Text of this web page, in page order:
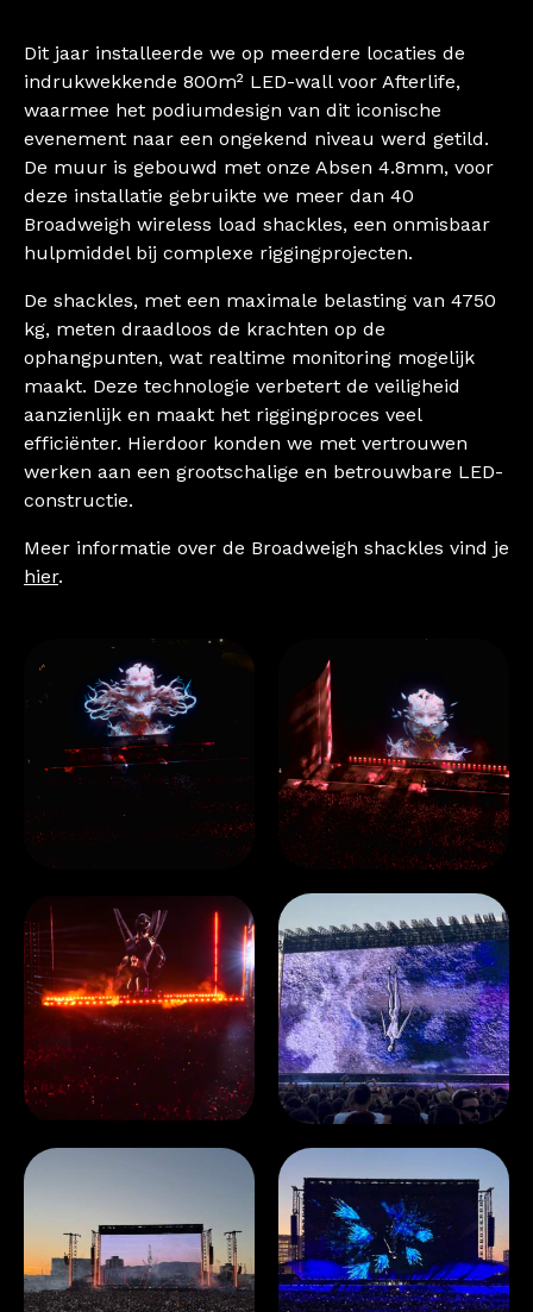
Dit jaar installeerde we op meerdere locaties de
indrukwekkende 800m² LED-wall voor Afterlife,
waarmee het podiumdesign van dit iconische
evenement naar een ongekend niveau werd getild.
De muur is gebouwd met onze Absen 4.8mm, voor
deze installatie gebruikte we meer dan 40
Broadweigh wireless load shackles, een onmisbaar
hulpmiddel bij complexe riggingprojecten.
De shackles, met een maximale belasting van 4750
kg, meten draadloos de krachten op de
ophangpunten, wat realtime monitoring mogelijk
maakt. Deze technologie verbetert de veiligheid
aanzienlijk en maakt het riggingproces veel
efficiënter. Hierdoor konden we met vertrouwen
werken aan een grootschalige en betrouwbare LED-
constructie.
Meer informatie over de Broadweigh shackles vind je
hier.